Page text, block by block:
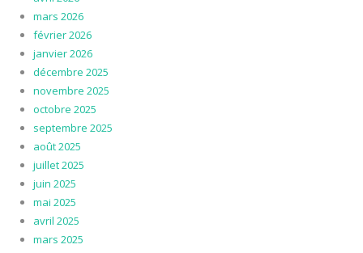
mars 2026
février 2026
janvier 2026
décembre 2025
novembre 2025
octobre 2025
septembre 2025
août 2025
juillet 2025
juin 2025
mai 2025
avril 2025
mars 2025